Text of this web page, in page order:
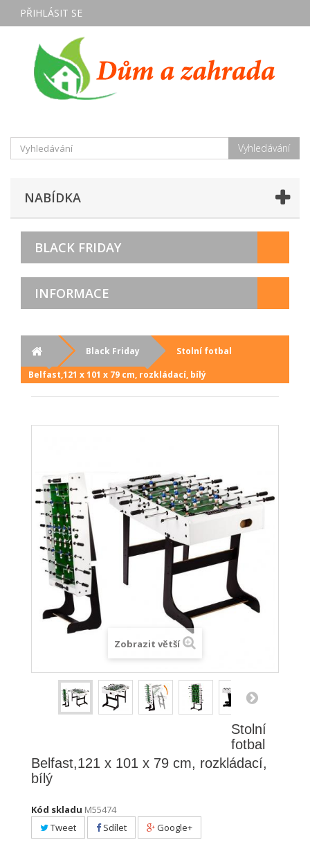
PŘIHLÁSIT SE
Vyhledávání
NABÍDKA
BLACK FRIDAY
INFORMACE
Black Friday
Stolní fotbal
Belfast,121 x 101 x 79 cm, rozkládací, bílý
Zobrazit větší
Stolní
fotbal
Belfast,121 x 101 x 79 cm, rozkládací,
bílý
Kód skladu M55474
Tweet
Sdílet Google+